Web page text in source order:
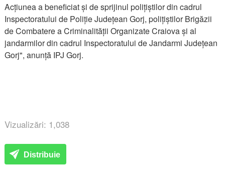
Acțiunea a beneficiat și de sprijinul polițiștilor din cadrul
Inspectoratului de Poliție Județean Gorj, polițiștilor Brigăzii
de Combatere a Criminalității Organizate Craiova și al
jandarmilor din cadrul Inspectoratului de Jandarmi Județean
Gorj", anunță IPJ Gorj.
Vizualizări: 1,038
Distribuie